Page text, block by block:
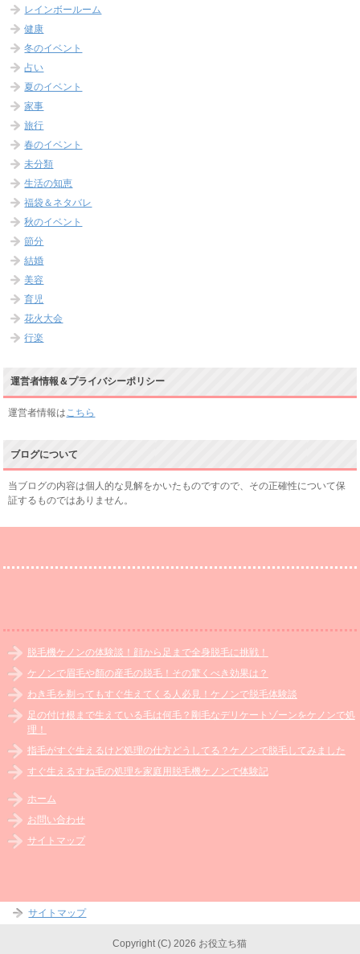
レインボールーム
健康
冬のイベント
占い
夏のイベント
家事
旅行
春のイベント
未分類
生活の知恵
福袋＆ネタバレ
秋のイベント
節分
結婚
美容
育児
花火大会
行楽
運営者情報＆プライバシーポリシー
運営者情報はこちら
ブログについて
当ブログの内容は個人的な見解をかいたものですので、その正確性について保
証するものではありません。
脱毛機ケノンの体験談！顔から足まで全身脱毛に挑戦！
ケノンで眉毛や顏の産毛の脱毛！その驚くべき効果は？
わき毛を剃ってもすぐ生えてくる人必見！ケノンで脱毛体験談
足の付け根まで生えている毛は何毛？剛毛なデリケートゾーンをケノンで処
理！
指毛がすぐ生えるけど処理の仕方どうしてる？ケノンで脱毛してみました
すぐ生えるすね毛の処理を家庭用脱毛機ケノンで体験記
ホーム
お問い合わせ
サイトマップ
サイトマップ
Copyright (C) 2026 お役立ち猫